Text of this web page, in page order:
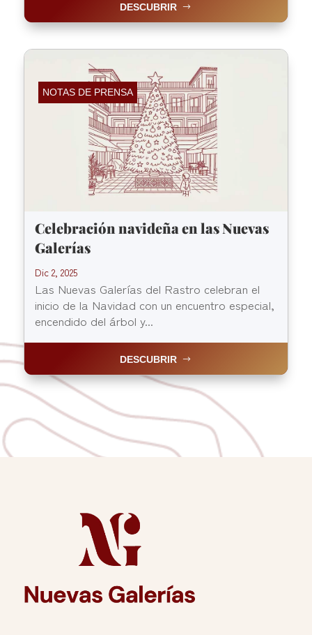
DESCUBRIR
NOTAS DE PRENSA
Celebración navideña en las Nuevas
Galerías
Dic 2, 2025
Las Nuevas Galerías del Rastro celebran el
inicio de la Navidad con un encuentro especial,
encendido del árbol y...
DESCUBRIR